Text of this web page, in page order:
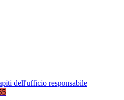
dell'ufficio responsabile